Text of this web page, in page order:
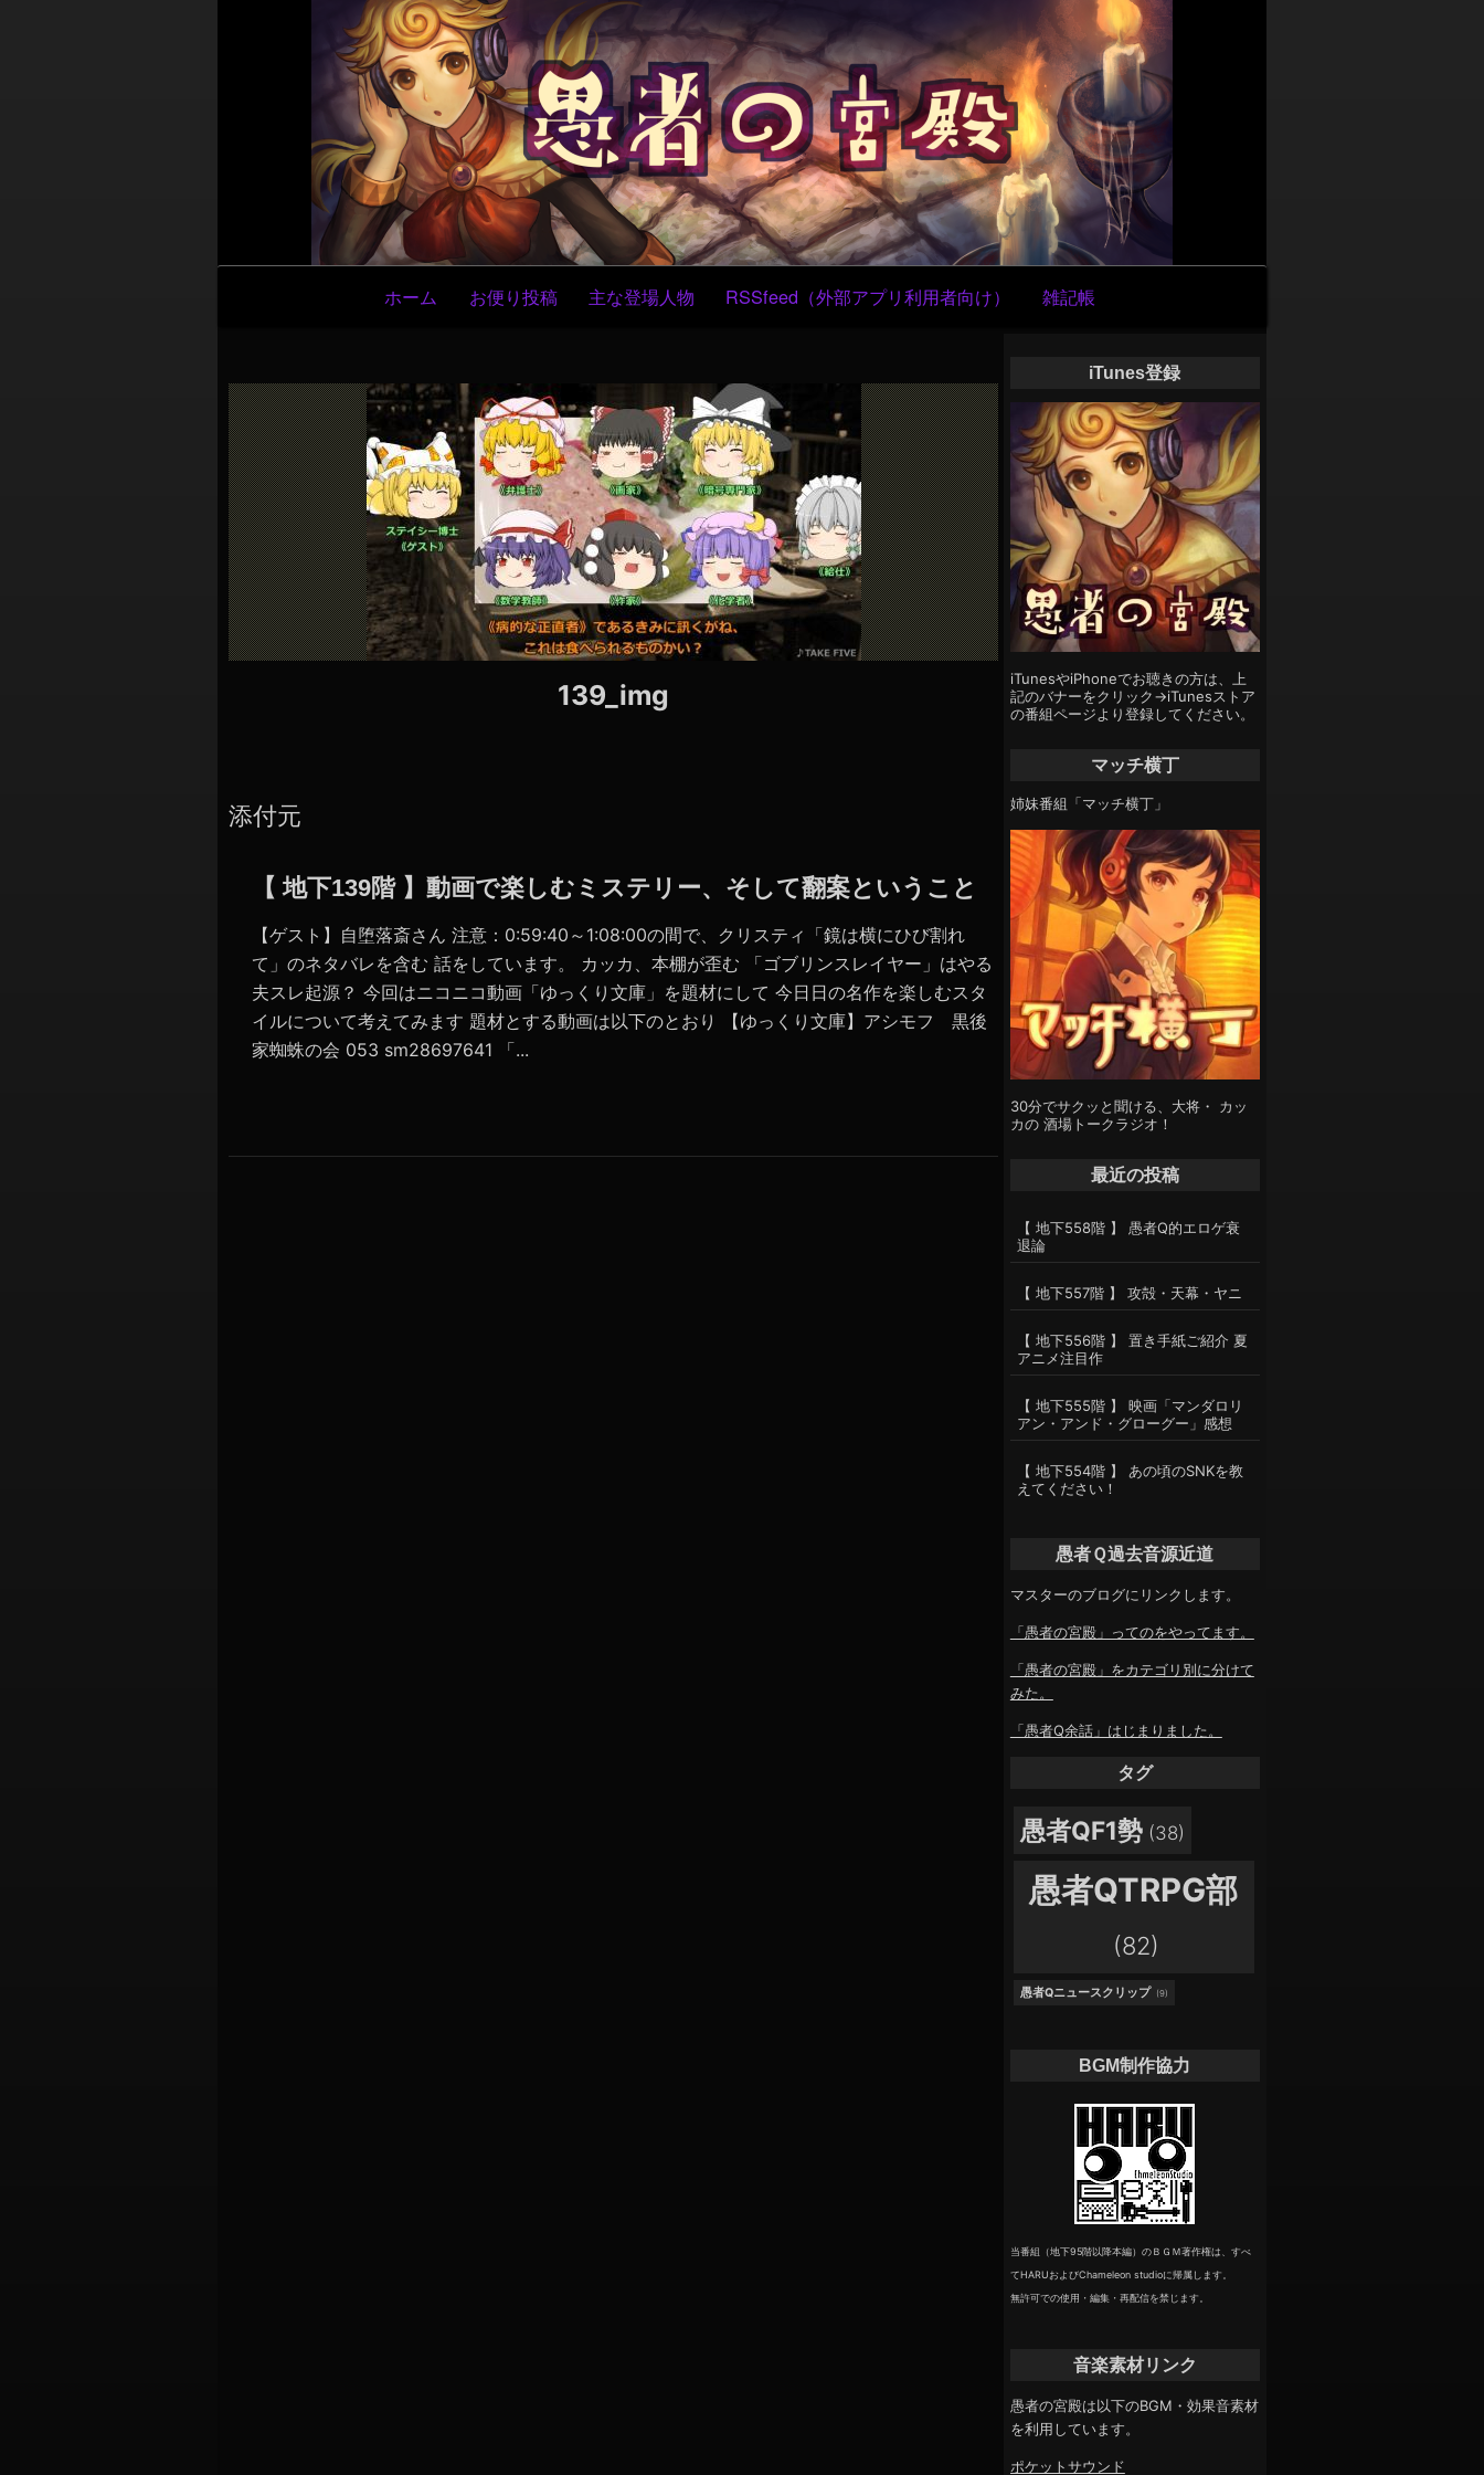
ン
テ
ン
ツ
へ
ス
キ
ッ
プ
ナ
ビ
ゲ
ー
シ
ョ
ン
ホーム お便り投稿 主な登場人物 RSSfeed（外部アプリ利用者向け） 雑記帳
139_img
添付元
【 地下139階 】動画で楽しむミステリー、そして翻案ということ
【ゲスト】自堕落斎さん 注意：0:59:40～1:08:00の間で、クリスティ「鏡は横にひび割れ
て」のネタバレを含む 話をしています。 カッカ、本棚が歪む 「ゴブリンスレイヤー」はやる
夫スレ起源？ 今回はニコニコ動画「ゆっくり文庫」を題材にして 今日日の名作を楽しむスタ
イルについて考えてみます 題材とする動画は以下のとおり 【ゆっくり文庫】アシモフ 黒後
家蜘蛛の会 053 sm28697641 「...
iTunes登録
iTunesやiPhoneでお聴きの方は、上
記のバナーをクリック→iTunesストア
の番組ページより登録してください。
マッチ横丁
姉妹番組「マッチ横丁」
30分でサクッと聞ける、大将・ カッ
カの 酒場トークラジオ！
最近の投稿
【 地下558階 】 愚者Q的エロゲ衰
退論
【 地下557階 】 攻殻・天幕・ヤニ
【 地下556階 】 置き手紙ご紹介 夏
アニメ注目作
【 地下555階 】 映画「マンダロリ
アン・アンド・グローグー」感想
【 地下554階 】 あの頃のSNKを教
えてください！
愚者Ｑ過去音源近道
マスターのブログにリンクします。
「愚者の宮殿」ってのをやってます。
「愚者の宮殿」をカテゴリ別に分けて
みた。
「愚者Q余話」はじまりました。
タグ
愚者QF1勢 (38)
愚者QTRPG部
(82)
愚者Qニュースクリップ (9)
BGM制作協力
当番組（地下95階以降本編）のＢＧＭ著作権は、すべ
てHARUおよびChameleon studioに帰属します。
無許可での使用・編集・再配信を禁じます。
音楽素材リンク
愚者の宮殿は以下のBGM・効果音素材
を利用しています。
ポケットサウンド